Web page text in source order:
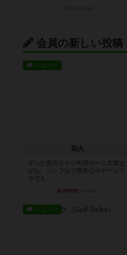
会員の新しい投稿
レビュー
花火
ずっと前のドイツ年間ゲーム大賞な
がら、シンプルで簡単な小ゲームで
今でも...
約3時間前
レビュー